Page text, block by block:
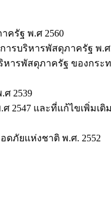
ครัฐ พ.ศ 2560
ารบริหารพัสดุภาครัฐ พ.ศ
หารพัสดุภาครัฐ ของกระ
2539
2547 และที่แก้ไขเพิ่มเติม
ดภัยแห่งชาติ พ.ศ. 2552